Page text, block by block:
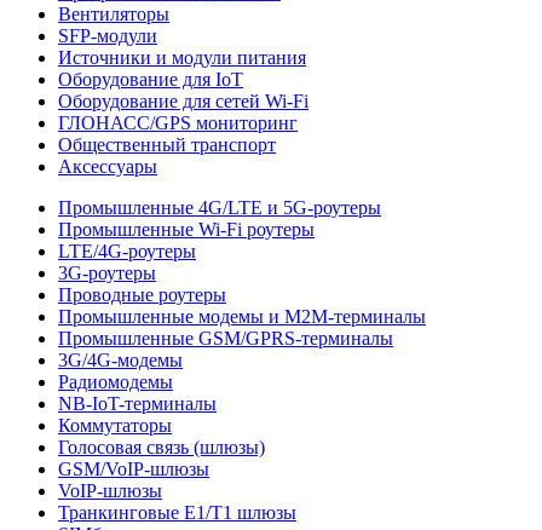
Вентиляторы
SFP-модули
Источники и модули питания
Оборудование для IoT
Оборудование для сетей Wi-Fi
ГЛОНАСС/GPS мониторинг
Общественный транспорт
Аксессуары
Промышленные 4G/LTE и 5G-роутеры
Промышленные Wi-Fi роутеры
LTE/4G-роутеры
3G-роутеры
Проводные роутеры
Промышленные модемы и M2M-терминалы
Промышленные GSM/GPRS-терминалы
3G/4G-модемы
Радиомодемы
NB-IoT-терминалы
Коммутаторы
Голосовая связь (шлюзы)
GSM/VoIP-шлюзы
VoIP-шлюзы
Транкинговые E1/T1 шлюзы